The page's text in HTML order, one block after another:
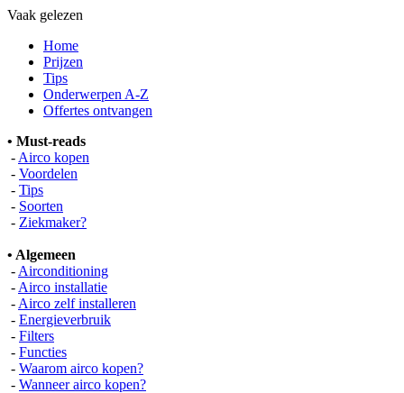
Vaak gelezen
Home
Prijzen
Tips
Onderwerpen A-Z
Offertes ontvangen
• Must-reads
- Airco kopen
- Voordelen
- Tips
- Soorten
- Ziekmaker?
• Algemeen
- Airconditioning
- Airco installatie
- Airco zelf installeren
- Energieverbruik
- Filters
- Functies
- Waarom airco kopen?
- Wanneer airco kopen?